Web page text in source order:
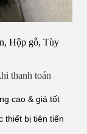
Hộp gỗ, Tùy
thanh toán
cao & giá tốt
thiết bị tiên tiến